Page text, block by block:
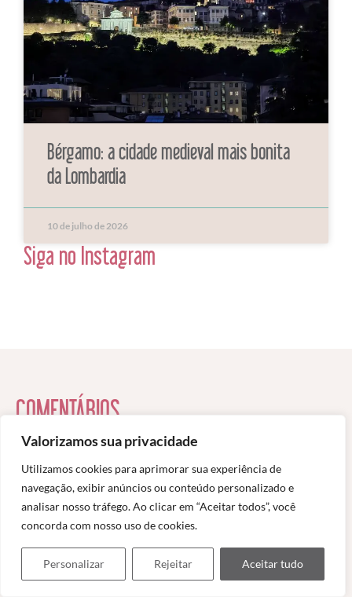
Valorizamos sua privacidade
Utilizamos cookies para aprimorar sua experiência de
navegação, exibir anúncios ou conteúdo personalizado e
analisar nosso tráfego. Ao clicar em “Aceitar todos”, você
concorda com nosso uso de cookies.
Personalizar Rejeitar Aceitar tudo
Bérgamo: a cidade medieval mais bonita
da Lombardia
10 de julho de 2026
Siga no Instagram
COMENTÁRIOS
Respostas de 5
Denise Barreto disse:
O Castelo Miramare é impressionante e merece estar em um
roteiro pelo nordeste da Itália! Que jardins magníficos! Adoraria
fotografar! Fiquei passada com as fofocas reais!!